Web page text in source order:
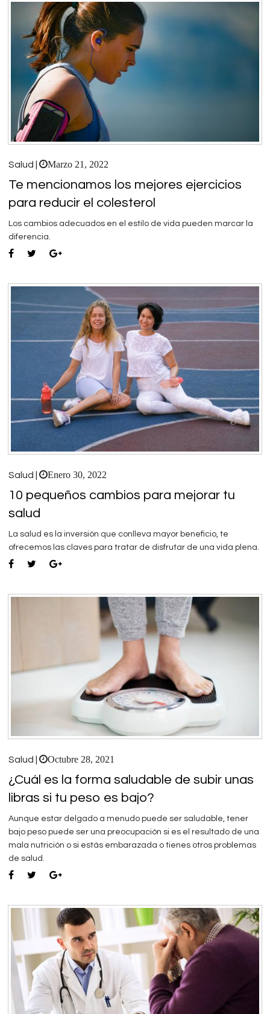
Salud | Marzo 21, 2022
Te mencionamos los mejores ejercicios
para reducir el colesterol
Los cambios adecuados en el estilo de vida pueden marcar la
diferencia.
Salud | Enero 30, 2022
10 pequeños cambios para mejorar tu
salud
La salud es la inversión que conlleva mayor beneficio, te
ofrecemos las claves para tratar de disfrutar de una vida plena.
Salud | Octubre 28, 2021
¿Cuál es la forma saludable de subir unas
libras si tu peso es bajo?
Aunque estar delgado a menudo puede ser saludable, tener
bajo peso puede ser una preocupación si es el resultado de una
mala nutrición o si estás embarazada o tienes otros problemas
de salud.